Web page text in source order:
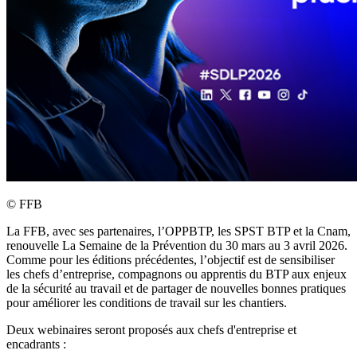
© FFB
La FFB, avec ses partenaires, l’OPPBTP, les SPST BTP et la Cnam,
renouvelle La Semaine de la Prévention du 30 mars au 3 avril 2026.
Comme pour les éditions précédentes, l’objectif est de sensibiliser
les chefs d’entreprise, compagnons ou apprentis du BTP aux enjeux
de la sécurité au travail et de partager de nouvelles bonnes pratiques
pour améliorer les conditions de travail sur les chantiers.
Deux webinaires seront proposés aux chefs d'entreprise et
encadrants :